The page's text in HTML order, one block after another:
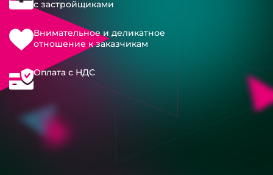
с застройщиками
Внимательное и деликатное
отношение к заказчикам
Оплата с НДС